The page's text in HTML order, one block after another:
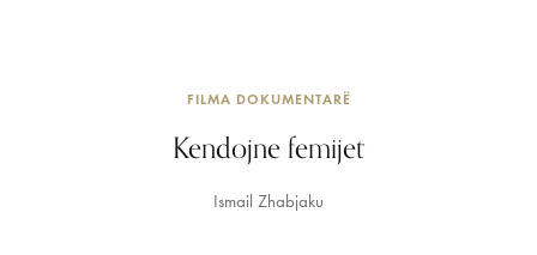
FILMA DOKUMENTARË
Kendojne femijet
Ismail Zhabjaku